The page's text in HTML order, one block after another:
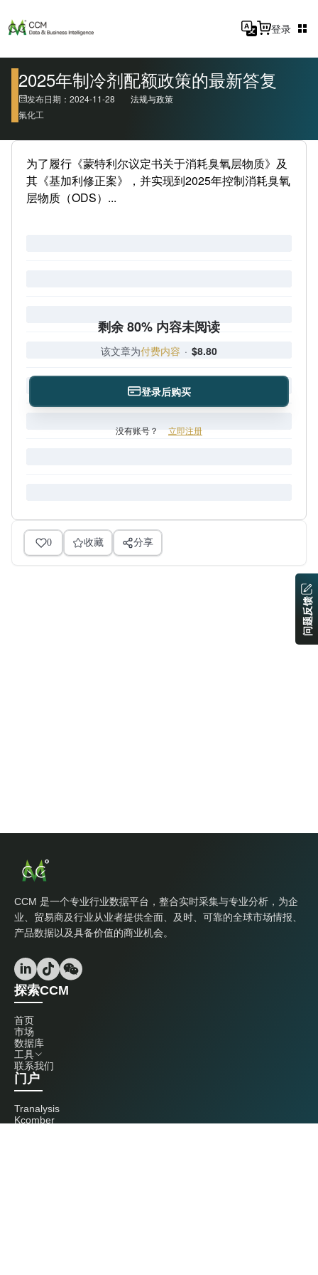
登录
2025年制冷剂配额政策的最新答复
发布日期：2024-11-28
法规与政策
氟化工
为了履行《蒙特利尔议定书关于消耗臭氧层物质》及
其《基加利修正案》，并实现到2025年控制消耗臭氧
层物质（ODS）...
剩余 80% 内容未阅读
该文章为付费内容 · $8.80
登录后购买
没有账号？ 立即注册
0 收藏 分享
CCM 是一个专业行业数据平台，整合实时采集与专业分析，为企
业、贸易商及行业从业者提供全面、及时、可靠的全球市场情报、
产品数据以及具备价值的商业机会。
探索CCM
首页
市场
数据库
工具
联系我们
门户
Tranalysis
Kcomber
问题反馈